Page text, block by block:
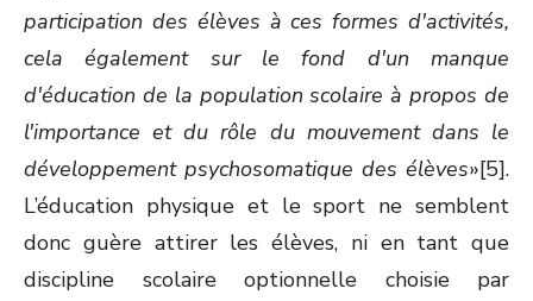
participation des élèves à ces formes d'activités,
cela également sur le fond d'un manque
d'éducation de la population scolaire à propos de
l'importance et du rôle du mouvement dans le
développement psychosomatique des élèves»[5].
L’éducation physique et le sport ne semblent
donc guère attirer les élèves, ni en tant que
discipline scolaire optionnelle choisie par